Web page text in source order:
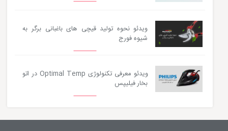
ویدئو نحوه تولید قیچی های باغبانی برگر به
شیوه فورج
ویدئو معرفی تکنولوژی Optimal Temp در اتو
بخار فیلیپس